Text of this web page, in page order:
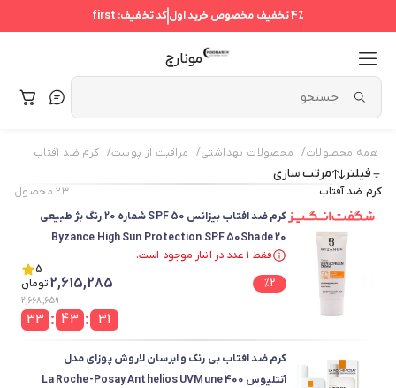
4%تخفیف مخصوص خرید اولکد تخفیف: first
مونارچ
همه محصولات/ محصولات بهداشتی/ مراقبت از پوست/ کرم ضد آفتاب
فیلتر مرتب سازی
کرم ضد آفتاب ۲۳محصول
کرم ضد افتاب بیزانس SPF 50 شماره 20 رنگ بژ طبیعی
Byzance High Sun Protection SPF 50Shade 20
Natural Beige
فقط ۱ عدد در انبار موجود است.
5
%2
2,615,285تومان
2,668,659
31
:
43
:
33
کرم ضد افتاب بی رنگ و ابرسان لاروش پوزای مدل
آنتلیوس La Roche-Posay Anthelios UVMune 400